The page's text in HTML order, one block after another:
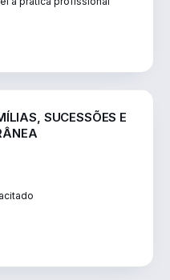
SUCESSÕES E